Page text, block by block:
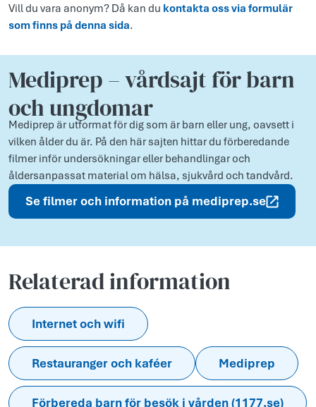
Vill du vara anonym? Då kan du kontakta oss via formulär
som finns på denna sida.
Mediprep – vårdsajt för barn
och ungdomar
Mediprep är utformat för dig som är barn eller ung, oavsett i
vilken ålder du är. På den här sajten hittar du förberedande
filmer inför undersökningar eller behandlingar och
åldersanpassat material om hälsa, sjukvård och tandvård.
Se filmer och information på mediprep.se
Relaterad information
Internet och wifi
Restauranger och kaféer Mediprep
Förbereda barn för besök i vården (1177.se)